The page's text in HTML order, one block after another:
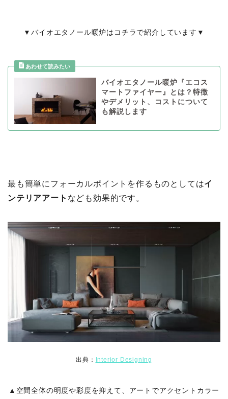
▼バイオエタノール暖炉はコチラで紹介しています▼
バイオエタノール暖炉『エコス
マートファイヤー』とは？特徴
やデメリット、コストについて
も解説します
最も簡単にフォーカルポイントを作るものとしてはイ
ンテリアアート なども効果的です。
出典： Interior Designing
▲空間全体の明度や彩度を抑えて、アートでアクセントカラー